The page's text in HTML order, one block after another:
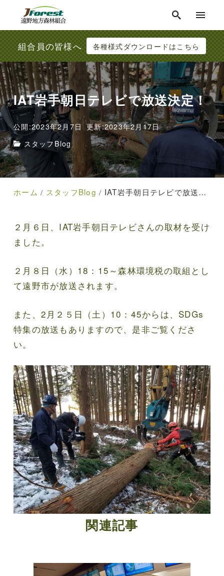
組合員の皆様へ 各種様式ダウンロードはこちら
IAT岩手朝日テレビで放送決定！
公開:2023年2月7日 更新:2023年2月17日
スタッフBlog
ホーム スタッフBlog IAT岩手朝日テレビで放送決定！
２月６日、IAT岩手朝日テレビさんの取材を受け
ました。
２月８日（水）18：15～森林環境税の取組とし
て遠野市が放送されます。
また、2月２５日（土）10：45からは、SDGs
特集の放送もありますので、是非ご覧くださ
い。
関連記事